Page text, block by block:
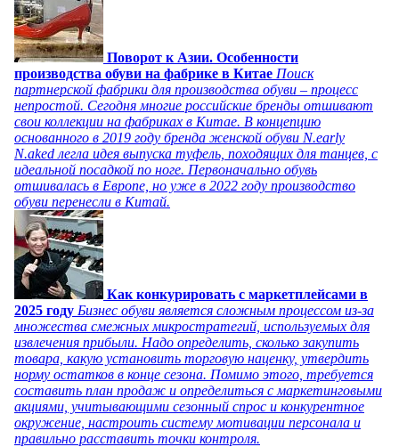
Поворот к Азии. Особенности
производства обуви на фабрике в Китае Поиск
партнерской фабрики для производства обуви – процесс
непростой. Сегодня многие российские бренды отшивают
свои коллекции на фабриках в Китае. В концепцию
основанного в 2019 году бренда женской обуви N.early
N.aked легла идея выпуска туфель, походящих для танцев, с
идеальной посадкой по ноге. Первоначально обувь
отшивалась в Европе, но уже в 2022 году производство
обуви перенесли в Китай.
Как конкурировать с маркетплейсами в
2025 году Бизнес обуви является сложным процессом из-за
множества смежных микростратегий, используемых для
извлечения прибыли. Надо определить, сколько закупить
товара, какую установить торговую наценку, утвердить
норму остатков в конце сезона. Помимо этого, требуется
составить план продаж и определиться с маркетинговыми
акциями, учитывающими сезонный спрос и конкурентное
окружение, настроить систему мотивации персонала и
правильно расставить точки контроля.